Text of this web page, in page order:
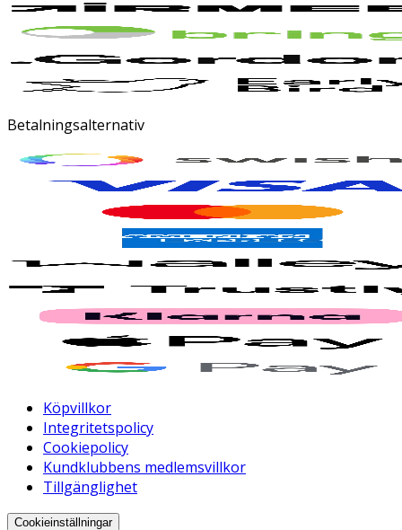
Betalningsalternativ
Köpvillkor
Integritetspolicy
Cookiepolicy
Kundklubbens medlemsvillkor
Tillgänglighet
Cookieinställningar